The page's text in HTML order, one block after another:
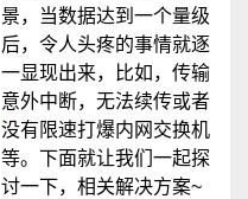
景，当数据达到一个量级
后，令人头疼的事情就逐
一显现出来，比如，传输
意外中断，无法续传或者
没有限速打爆内网交换机
等。下面就让我们一起探
讨一下，相关解决方案~